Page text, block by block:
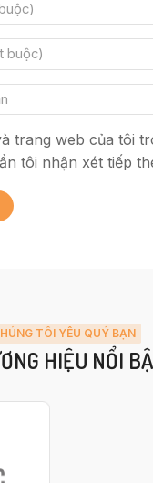
trang web của tôi
tôi nhận xét tiếp
TÔI YÊU QUÝ BẠN
HIỆU NỔI